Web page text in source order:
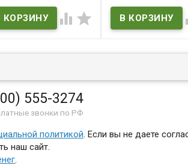
  В наличии
555-3274
звонки по РФ
политикой . Если вы не даете
наш сайт.